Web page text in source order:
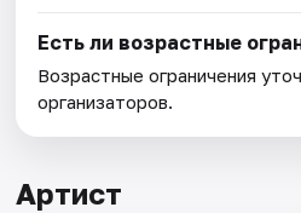
Есть ли возрастные
Возрастные ограничения
организаторов.
Артист